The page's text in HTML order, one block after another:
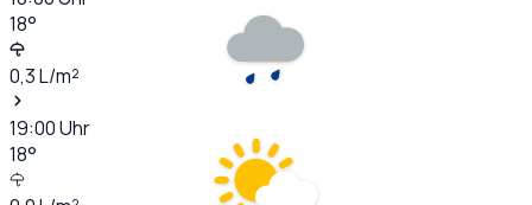
18°
0,3L/m²
19:00Uhr
18°